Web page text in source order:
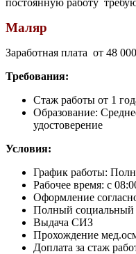
постоянную работу
Маляр
Заработная плата от 48
Требования:
Стаж работы от 1
Образование:
удостоверение
Условия:
График работы:
Рабочее время: c
Оформление
Полный социальный
Выдача СИЗ
Прохождение
Доплата за стаж